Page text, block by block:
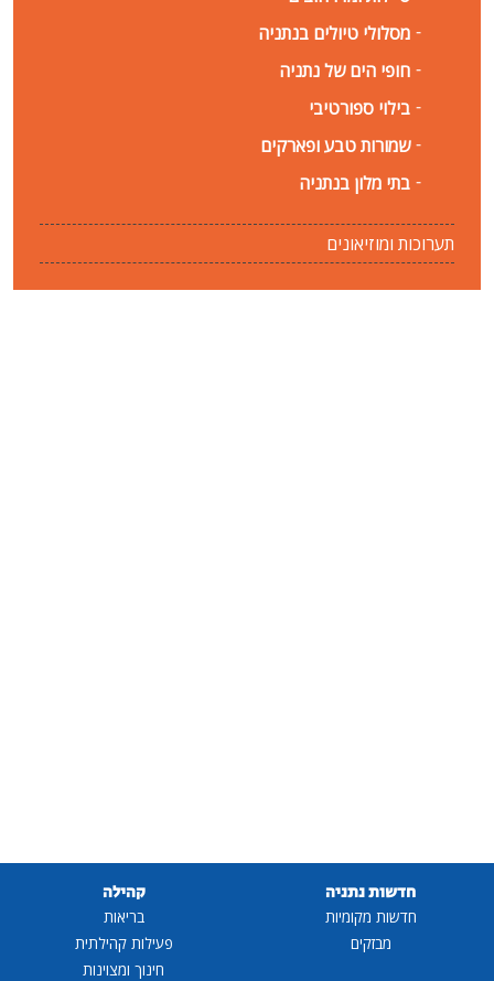
מסלולי טיולים בנתניה
חופי הים של נתניה
בילוי ספורטיבי
שמורות טבע ופארקים
בתי מלון בנתניה
תערוכות ומוזיאונים
חדשות נתניה
חדשות מקומיות
מבזקים
קהילה
בריאות
פעילות קהילתית
חינוך ומצוינות